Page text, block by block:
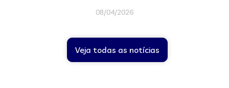
08/04/2026
Veja todas as notícias